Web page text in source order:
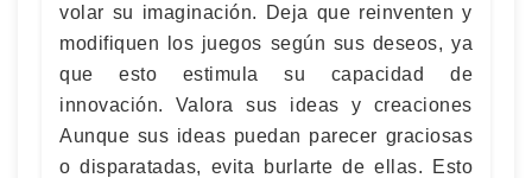
volar su imaginación. Deja que reinventen y
modifiquen los juegos según sus deseos, ya
que esto estimula su capacidad de
innovación. Valora sus ideas y creaciones
Aunque sus ideas puedan parecer graciosas
o disparatadas, evita burlarte de ellas. Esto